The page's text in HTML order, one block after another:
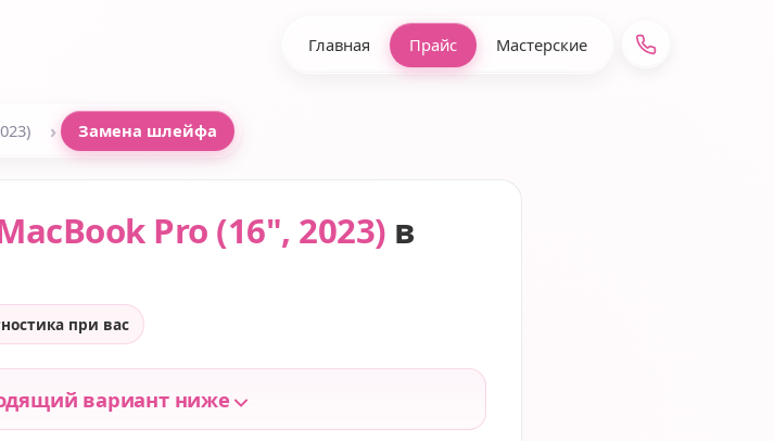
Главная Прайс Мастерские
› Замена шлейфа
Pro (16", 2023) в
при вас
вариант ниже